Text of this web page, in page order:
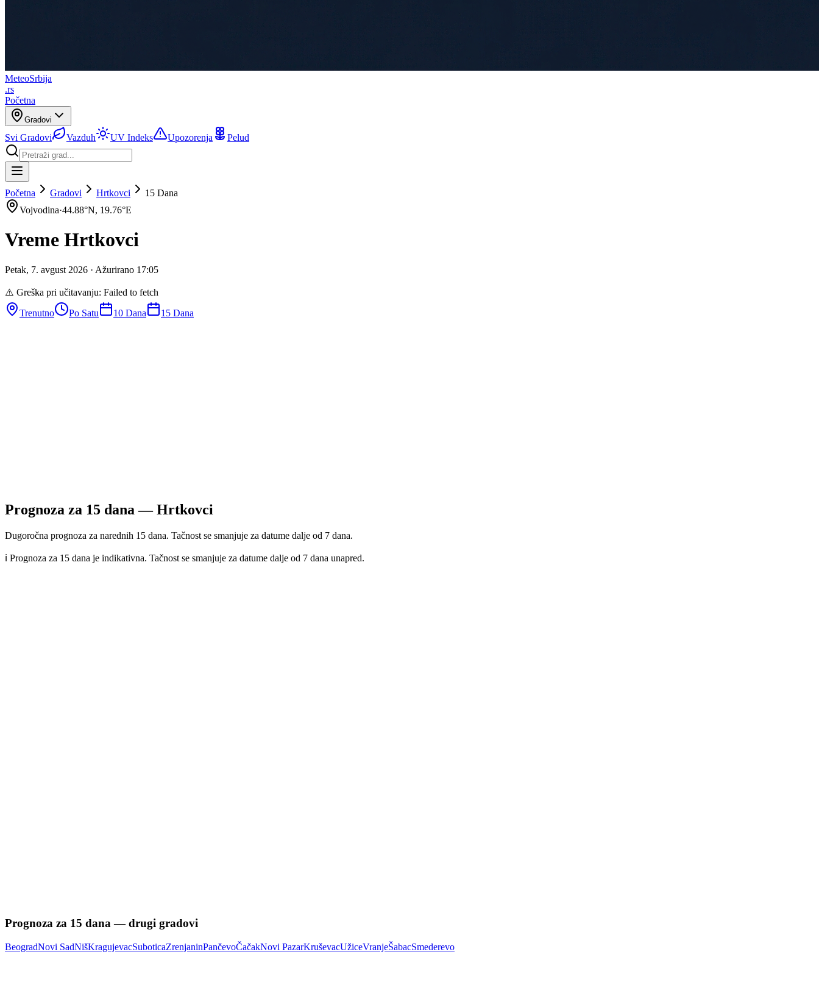
MeteoSrbija
.rs
Početna
Gradovi
Svi Gradovi Vazduh UV Indeks Upozorenja Pelud
Početna Gradovi Hrtkovci
15 Dana
Vojvodina·44.88°N, 19.76°E
Vreme Hrtkovci
Petak, 7. avgust 2026 · Ažurirano 17:05
⚠️ Greška pri učitavanju: Failed to fetch
Trenutno
Po Satu 10 Dana 15 Dana
Prognoza za 15 dana —Hrtkovci
Dugoročna prognoza za narednih 15 dana. Tačnost se smanjuje za datume dalje od 7 dana.
ℹ️ Prognoza za 15 dana je indikativna. Tačnost se smanjuje za datume dalje od 7 dana unapred.
Prognoza za 15 dana — drugi gradovi
BeogradNovi SadNišKragujevacSuboticaZrenjaninPančevoČačakNovi PazarKruševacUžiceVranjeŠabacSmederevo